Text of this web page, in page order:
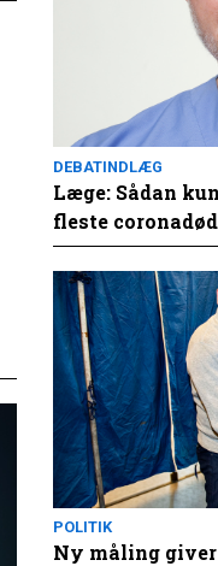
DEBATINDLÆG
Læge: Sådan
fleste
POLITIK
Ny måling